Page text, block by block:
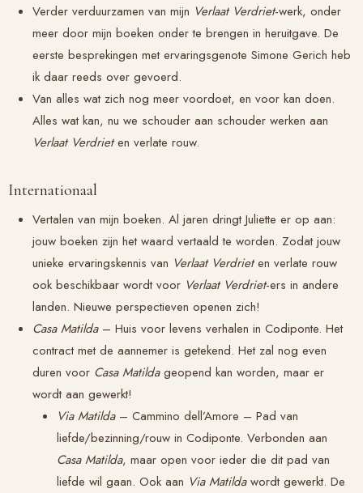
Verder verduurzamen van mijn Verlaat Verdriet-werk, onder
meer door mijn boeken onder te brengen in heruitgave. De
eerste besprekingen met ervaringsgenote Simone Gerich heb
ik daar reeds over gevoerd.
Van alles wat zich nog meer voordoet, en voor kan doen.
Alles wat kan, nu we schouder aan schouder werken aan
Verlaat Verdrieten verlate rouw.
Internationaal
Vertalen van mijn boeken. Al jaren dringt Juliette er op aan:
jouw boeken zijn het waard vertaald te worden. Zodat jouw
unieke ervaringskennis van Verlaat Verdrieten verlate rouw
ook beschikbaar wordt voor Verlaat Verdriet-ers in andere
landen. Nieuwe perspectieven openen zich!
Casa Matilda– Huis voor levens verhalen in Codiponte. Het
contract met de aannemer is getekend. Het zal nog even
duren voor Casa Matildageopend kan worden, maar er
wordt aan gewerkt!
Via Matilda– Cammino dell’Amore – Pad van
liefde/bezinning/rouw in Codiponte. Verbonden aan
Casa Matilda, maar open voor ieder die dit pad van
liefde wil gaan. Ook aan Via Matildawordt gewerkt. De